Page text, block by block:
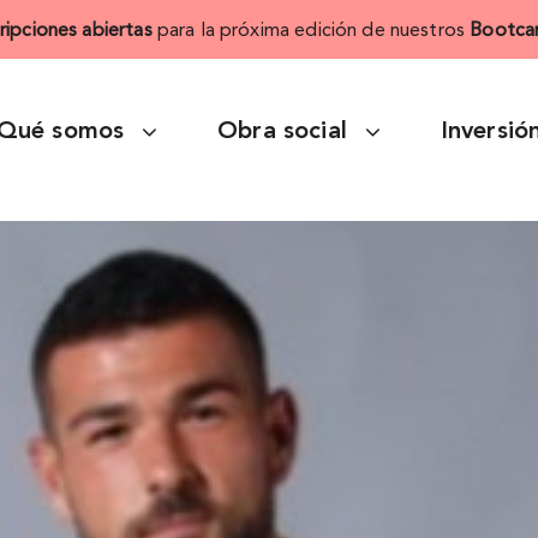
abiertaspara la próxima edición de nuestros
somos Obra social